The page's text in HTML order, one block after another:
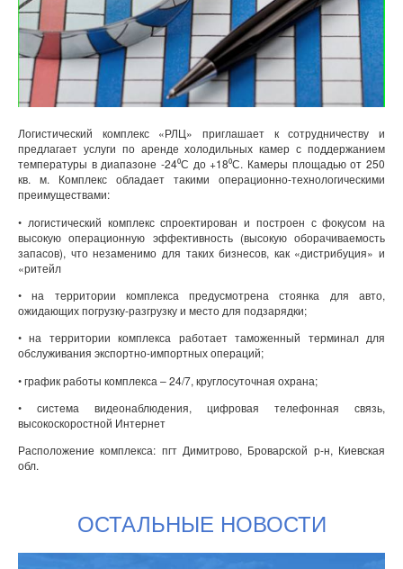
Логистический комплекс «РЛЦ» приглашает к сотрудничеству и
предлагает услуги по аренде холодильных камер с поддержанием
температуры в диапазоне -24⁰С до +18⁰С. Камеры площадью от 250
кв. м. Комплекс обладает такими операционно-технологическими
преимуществами:
• логистический комплекс спроектирован и построен с фокусом на
высокую операционную эффективность (высокую оборачиваемость
запасов), что незаменимо для таких бизнесов, как «дистрибуция» и
«ритейл
• на территории комплекса предусмотрена стоянка для авто,
ожидающих погрузку-разгрузку и место для подзарядки;
• на территории комплекса работает таможенный терминал для
обслуживания экспортно-импортных операций;
• график работы комплекса – 24/7, круглосуточная охрана;
• система видеонаблюдения, цифровая телефонная связь,
высокоскоростной Интернет
Расположение комплекса: пгт Димитрово, Броварской р-н, Киевская
обл.
ОСТАЛЬНЫЕ НОВОСТИ